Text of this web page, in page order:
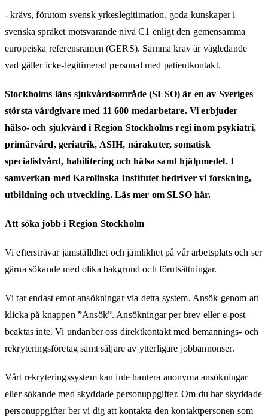
- krävs, förutom svensk yrkeslegitimation, goda kunskaper i
svenska språket motsvarande nivå C1 enligt den gemensamma
europeiska referensramen (GERS). Samma krav är vägledande
vad gäller icke-legitimerad personal med patientkontakt.
Stockholms läns sjukvårdsområde (SLSO) är en av Sveriges
största vårdgivare med 11 600 medarbetare. Vi erbjuder
hälso- och sjukvård i Region Stockholms regi inom psykiatri,
primärvård, geriatrik, ASIH, närakuter, somatisk
specialistvård, habilitering och hälsa samt hjälpmedel. I
samverkan med Karolinska Institutet bedriver vi forskning,
utbildning och utveckling. Läs mer om SLSO här.
Att söka jobb i Region Stockholm
Vi eftersträvar jämställdhet och jämlikhet på vår arbetsplats och ser
gärna sökande med olika bakgrund och förutsättningar.
Vi tar endast emot ansökningar via detta system. Ansök genom att
klicka på knappen ”Ansök”. Ansökningar per brev eller e-post
beaktas inte. Vi undanber oss direktkontakt med bemannings- och
rekryteringsföretag samt säljare av ytterligare jobbannonser.
Vårt rekryteringssystem kan inte hantera anonyma ansökningar
eller sökande med skyddade personuppgifter. Om du har skyddade
personuppgifter ber vi dig att kontakta den kontaktpersonen som